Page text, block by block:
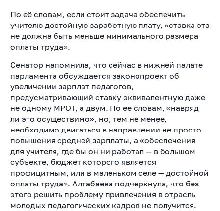
По её словам, если стоит задача обеспечить
учителю достойную заработную плату, «ставка эта
не должна быть меньше минимального размера
оплаты труда».
Сенатор напомнила, что сейчас в нижней палате
парламента обсуждается законопроект об
увеличении зарплат педагогов,
предусматривающий ставку эквивалентную даже
не одному МРОТ, а двум. По её словам, «навряд
ли это осуществимо», но, тем не менее,
необходимо двигаться в направлении не просто
повышения средней зарплаты, а «обеспечения
для учителя, где бы он ни работал — в большом
субъекте, бюджет которого является
профицитным, или в маленьком селе — достойной
оплаты труда». Алтабаева подчеркнула, что без
этого решить проблему привлечения в отрасль
молодых педагогических кадров не получится.